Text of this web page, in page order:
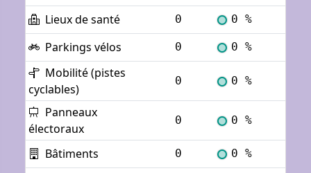
Lieux de santé 0 0 %
Parkings vélos 0 0 %
Mobilité (pistes
cyclables)
0 0 %
Panneaux
électoraux
0 0 %
Bâtiments 0 0 %